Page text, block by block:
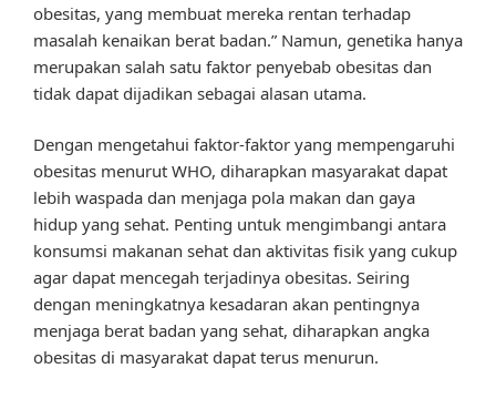
obesitas, yang membuat mereka rentan terhadap
masalah kenaikan berat badan.” Namun, genetika hanya
merupakan salah satu faktor penyebab obesitas dan
tidak dapat dijadikan sebagai alasan utama.
Dengan mengetahui faktor-faktor yang mempengaruhi
obesitas menurut WHO, diharapkan masyarakat dapat
lebih waspada dan menjaga pola makan dan gaya
hidup yang sehat. Penting untuk mengimbangi antara
konsumsi makanan sehat dan aktivitas fisik yang cukup
agar dapat mencegah terjadinya obesitas. Seiring
dengan meningkatnya kesadaran akan pentingnya
menjaga berat badan yang sehat, diharapkan angka
obesitas di masyarakat dapat terus menurun.